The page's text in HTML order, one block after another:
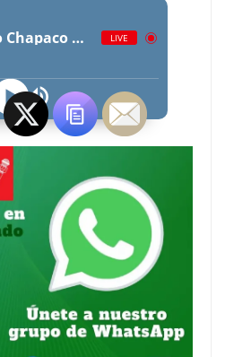
Radio Chapaco Noticias Las 24 horas en vivo LIVE